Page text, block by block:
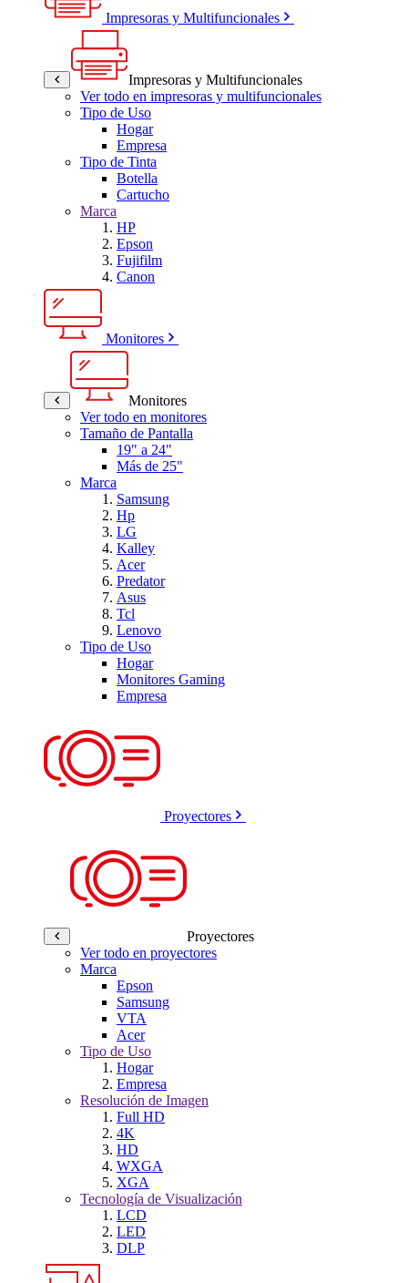
Impresoras y Multifuncionales
Impresoras y Multifuncionales
Ver todo en impresoras y multifuncionales
Tipo de Uso
Hogar
Empresa
Tipo de Tinta
Botella
Cartucho
Marca
HP
Epson
Fujifilm
Canon
Monitores
Monitores
Ver todo en monitores
Tamaño de Pantalla
19" a 24"
Más de 25"
Marca
Samsung
Hp
LG
Kalley
Acer
Predator
Asus
Tcl
Lenovo
Tipo de Uso
Hogar
Monitores Gaming
Empresa
Proyectores
Proyectores
Ver todo en proyectores
Marca
Epson
Samsung
VTA
Acer
Tipo de Uso
Hogar
Empresa
Resolución de Imagen
Full HD
4K
HD
WXGA
XGA
Tecnología de Visualización
LCD
LED
DLP